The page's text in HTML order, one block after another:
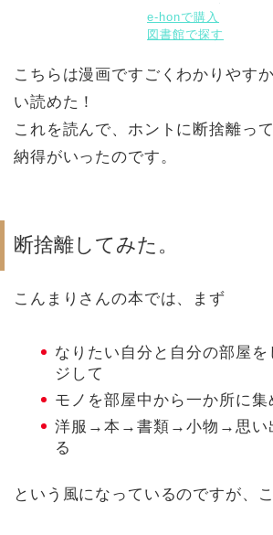
e-honで購入
図書館で探す
こちらは漫画ですごくわかりやす
い読めた！
これを読んで、ホントに断捨離っ
納得がいったのです。
断捨離してみた。
こんまりさんの本では、まず
なりたい自分と自分の部屋を
ジして
モノを部屋中から一か所に集
洋服→本→書類→小物→思い
る
という風になっているのですが、